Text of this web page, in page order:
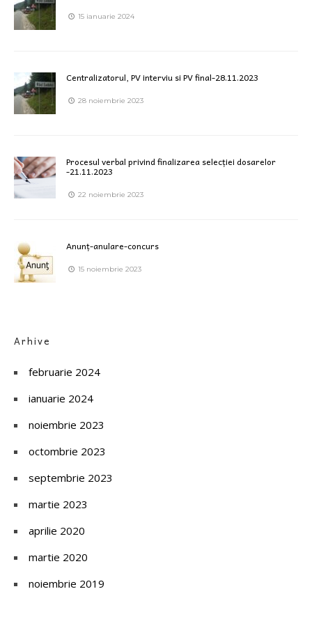
15 ianuarie 2024
Centralizatorul, PV interviu si PV final-28.11.2023
28 noiembrie 2023
Procesul verbal privind finalizarea selecției dosarelor
-21.11.2023
22 noiembrie 2023
Anunț-anulare-concurs
15 noiembrie 2023
Arhive
februarie 2024
ianuarie 2024
noiembrie 2023
octombrie 2023
septembrie 2023
martie 2023
aprilie 2020
martie 2020
noiembrie 2019